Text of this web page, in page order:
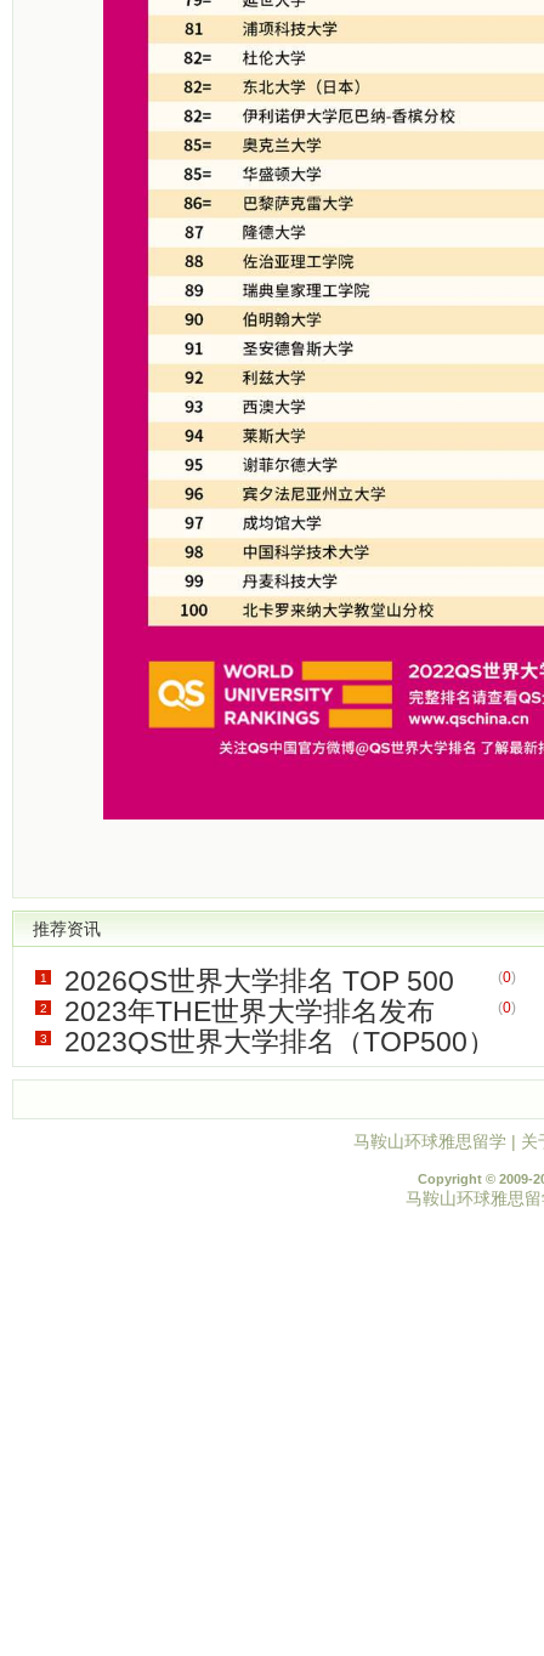
推荐资讯
1 2026QS世界大学排名 TOP 500 (0)
2 2023年THE世界大学排名发布 (0)
3 2023QS世界大学排名（TOP500）
马鞍山环球雅思留学 | 关
Copyright © 2009-
马鞍山环球雅思